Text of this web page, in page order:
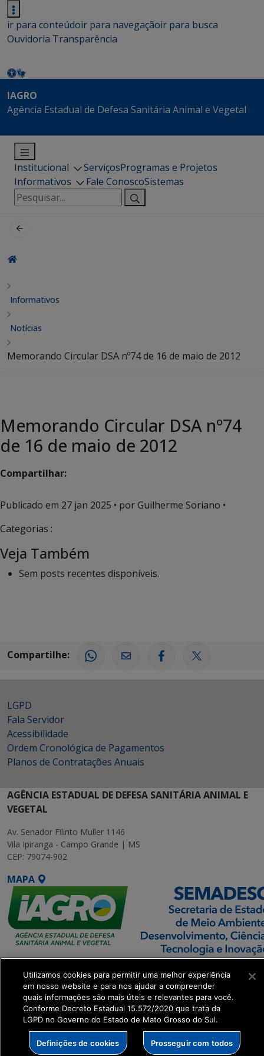
ir para conteúdoir para navegaçãoir para busca
Ouvidoria Transparência
IAGRO
Agência Estadual de Defesa Sanitária Animal e Vegetal
Institucional ServiçosProgramas e Projetos
Informativos
Fale ConoscoSistemas
Pesquisar
por:
Informativos
Notícias
Memorando Circular DSA nº74 de 16 de maio de 2012
Memorando Circular DSA nº74
de 16 de maio de 2012
Compartilhar:
Publicado em 27 jan 2025 • por Guilherme Soriano •
Categorias :
Veja Também
Sem posts recentes disponíveis.
Compartilhe:
LGPD
Fala Servidor
Acessibilidade
Ordem Cronológica de Pagamentos
Planos de Contratações Anuais
AGÊNCIA ESTADUAL DE DEFESA SANITÁRIA ANIMAL E
VEGETAL
Av. Senador Filinto Muller 1146
Vila Ipiranga - Campo Grande | MS
CEP: 79074-902
MAPA
SETDIG | Secretaria-
Executiva de
Transformação Digital
get_footer();
Utilizamos cookies para permitir uma melhor experiência
em nosso website e para nos ajudar a compreender
quais informações são mais úteis e relevantes para você.
Conforme Decreto Estadual 15.572/2020 que trata da
LGPD no Governo do Estado de Mato Grosso do Sul.
Definições de cookies Prosseguir com todos